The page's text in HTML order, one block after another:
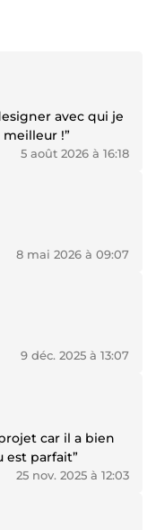
avec qui je
!”
5 août 2026 à 16:18
8 mai 2026 à 09:07
9 déc. 2025 à 13:07
car il a bien
est parfait”
25 nov. 2025 à 12:03